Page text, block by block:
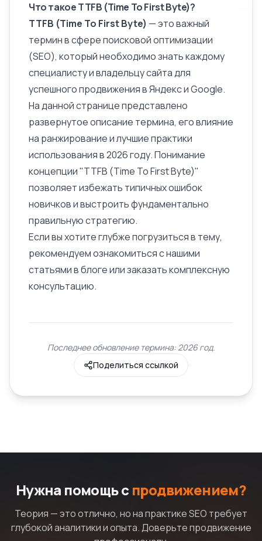
Что такое TTFB (Time To First Byte)?
TTFB (Time To First Byte) — это важный
термин в сфере поисковой оптимизации
(SEO), который необходимо знать каждому
специалисту и владельцу сайта для
успешного продвижения в Яндекс и Google.
На данной странице представлено
развернутоеописание термина, его влияние
на ранжирование и лучшие практики
использования в 2026 году. Понимание
концепции "TTFB (Time To First Byte)"
позволяет избежать типичных ошибок
новичков и выстроить фундаментально
правильную стратегию.
Если вы хотите глубже погрузиться в тему,
рекомендуем ознакомиться с нашими
статьями в блоге или заказать комплексную
консультацию.
Последнее обновление термина: 2026 год.
Поделиться ссылкой
Нужна помощь с продвижением?
Теория — это отлично, но на практике SEO требует
глубокой аналитики и опыта. Доверьте продвижение